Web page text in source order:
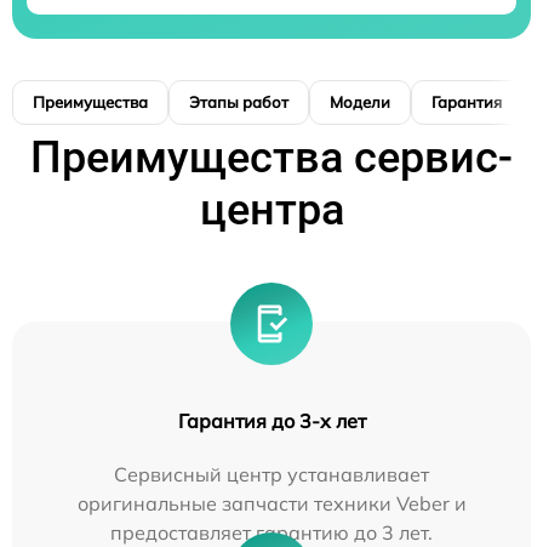
Преимущества Этапы работ Модели Гарантия
Преимущества сервис-
центра
Гарантия до 3-х лет
Сервисный центр устанавливает
оригинальные запчасти техники Veber и
предоставляет гарантию до 3 лет.